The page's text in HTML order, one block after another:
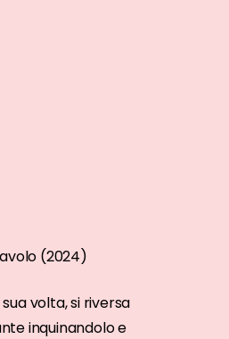
(2024)
volta, si riversa
inquinandolo e